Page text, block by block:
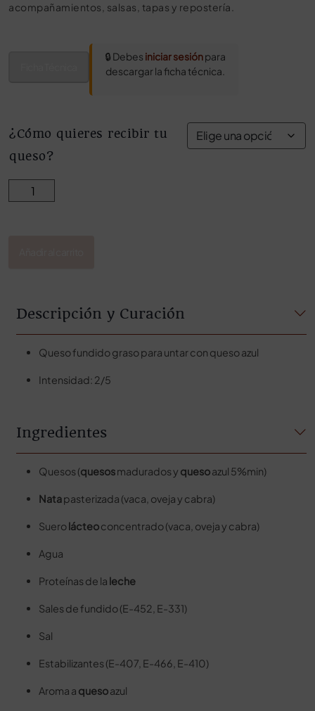
acompañamientos, salsas, tapas y repostería.
🔒 Debes iniciar sesiónpara
descargar la ficha técnica.
¿Cómo quieres recibir tu
queso?
CREMA DE QUESO CON QUESO AZUL cantidad
Descripción y Curación
Queso fundido graso para untar con queso azul
Intensidad: 2/5
Ingredientes
Quesos (quesosmadurados y quesoazul 5%min)
Natapasterizada (vaca, oveja y cabra)
Suerolácteoconcentrado (vaca, oveja y cabra)
Agua
Proteínas de la leche
Sales de fundido (E-452, E-331)
Sal
Estabilizantes (E-407, E-466, E-410)
Aroma a quesoazul